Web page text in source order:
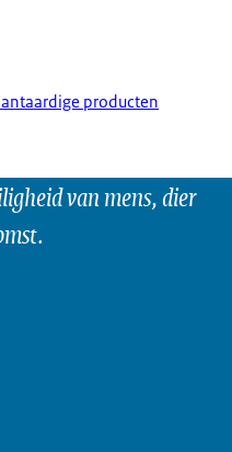
producten
van mens, dier